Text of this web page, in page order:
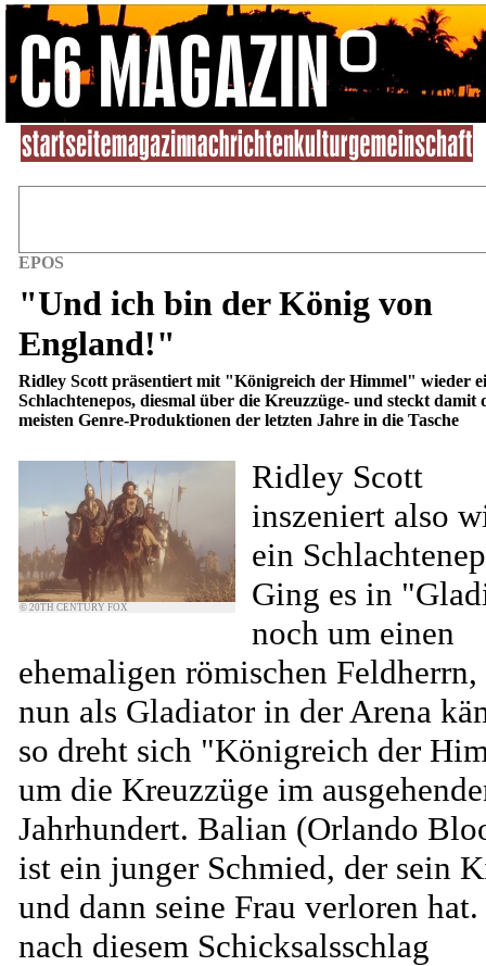
EPOS
"Und ich bin der König von
England!"
Ridley Scott präsentiert mit "Königreich der Himmel" wieder
Schlachtenepos, diesmal über die Kreuzzüge- und steckt damit
meisten Genre-Produktionen der letzten Jahre in die Tasche
© 20TH CENTURY FOX
Ridley Scott
inszeniert also
ein
Ging es in
noch um einen
ehemaligen römischen Feldherrn,
nun als Gladiator in der Arena
so dreht sich "Königreich der
um die Kreuzzüge im
Jahrhundert. Balian (Orlando
ist ein junger Schmied, der sein
und dann seine Frau verloren
nach diesem Schicksalsschlag